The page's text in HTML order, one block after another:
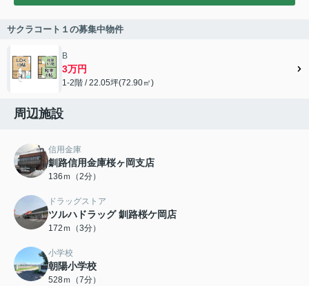
サクラコート１の募集中物件
B
3万円
1-2階 / 22.05坪(72.90㎡)
周辺施設
信用金庫
釧路信用金庫桜ヶ岡支店
136ｍ（2分）
ドラッグストア
ツルハドラッグ 釧路桜ケ岡店
172ｍ（3分）
小学校
朝陽小学校
528ｍ（7分）